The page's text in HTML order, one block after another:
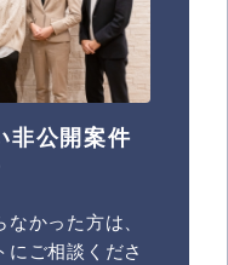
非公開案件
かった方は、
ご相談くださ